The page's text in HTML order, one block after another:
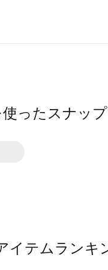
ったスナップ
イテムランキ